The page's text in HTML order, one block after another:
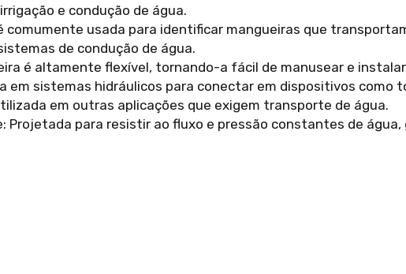
e condução de água.
comumente usada para identificar mangueiras que
de condução de água.
é altamente flexível, tornando-a fácil de manusear e
em sistemas hidráulicos para conectar em dispositivos como
em outras aplicações que exigem transporte de água.
Projetada para resistir ao fluxo e pressão constantes de